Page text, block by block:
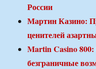
России
Мартин Казино:
ценителей
Martin Casino
безграничные